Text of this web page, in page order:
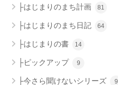
├はじまりのまち計画 81
├はじまりのまち日記 64
├はじまりの書 14
├ピックアップ 9
├今さら聞けないシリーズ 9